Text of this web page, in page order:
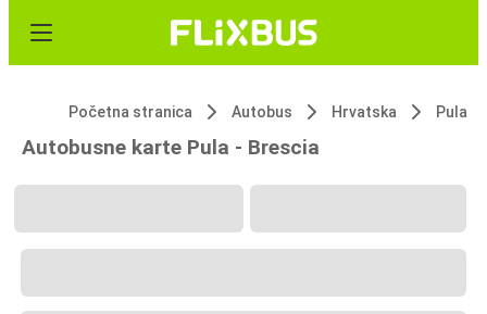
Početna stranica Autobus Hrvatska Pula
Autobusne karte Pula - Brescia